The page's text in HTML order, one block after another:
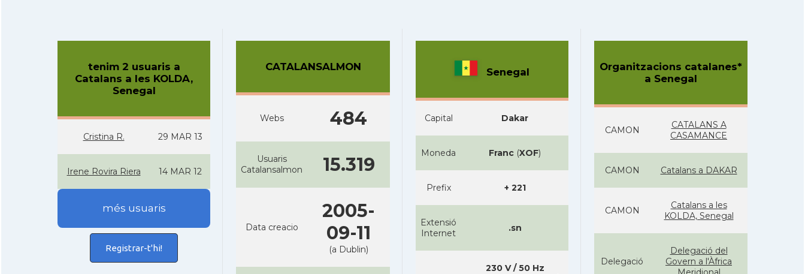
tenim 2 usuaris a
Catalans a les KOLDA,
Senegal
Cristina R. 29 MAR 13
Irene Rovira Riera 14 MAR 12
més usuaris
Registrar-t'hi!
CATALANSALMON
Webs 484
Usuaris
Catalansalmon
15.319
Data creacio
2005-
09-11
(a Dublin)
Senegal
Capital Dakar
Moneda Franc (XOF)
Prefix + 221
Extensió
Internet
.sn
230 V / 50 Hz
Organitzacions catalanes*
a Senegal
CAMON
CATALANS A
CASAMANCE
CAMON Catalans a DAKAR
CAMON
Catalans a les
KOLDA, Senegal
Delegació
Delegació del
Govern a l'Àfrica